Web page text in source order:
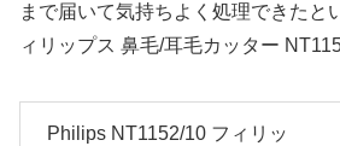
まで届いて気持ちよく処理できたと
ィリップス 鼻毛/耳毛カッター
Philips NT1152/10 フィリッ